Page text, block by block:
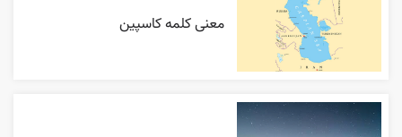
معنی کلمه کاسپین